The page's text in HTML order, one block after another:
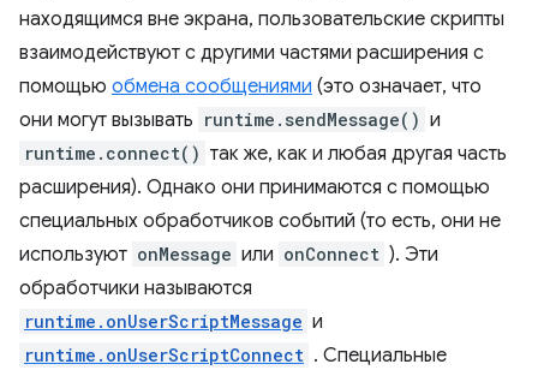
находящимся вне экрана, пользовательские скрипты
взаимодействуют с другими частями расширения с
помощью обмена сообщениями (это означает, что
они могут вызывать runtime.sendMessage() и
runtime.connect() так же, как и любая другая часть
расширения). Однако они принимаются с помощью
специальных обработчиков событий (то есть, они не
используют onMessage или onConnect ). Эти
обработчики называются
runtime.onUserScriptMessage и
runtime.onUserScriptConnect . Специальные